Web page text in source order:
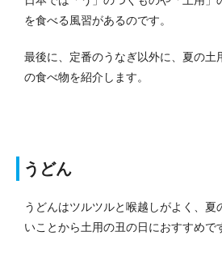
を食べる風習があるのです。
最後に、定番のうなぎ以外に、夏の土
の食べ物を紹介します。
うどん
うどんはツルツルと喉越しがよく、夏
いことから土用の丑の日におすすめで